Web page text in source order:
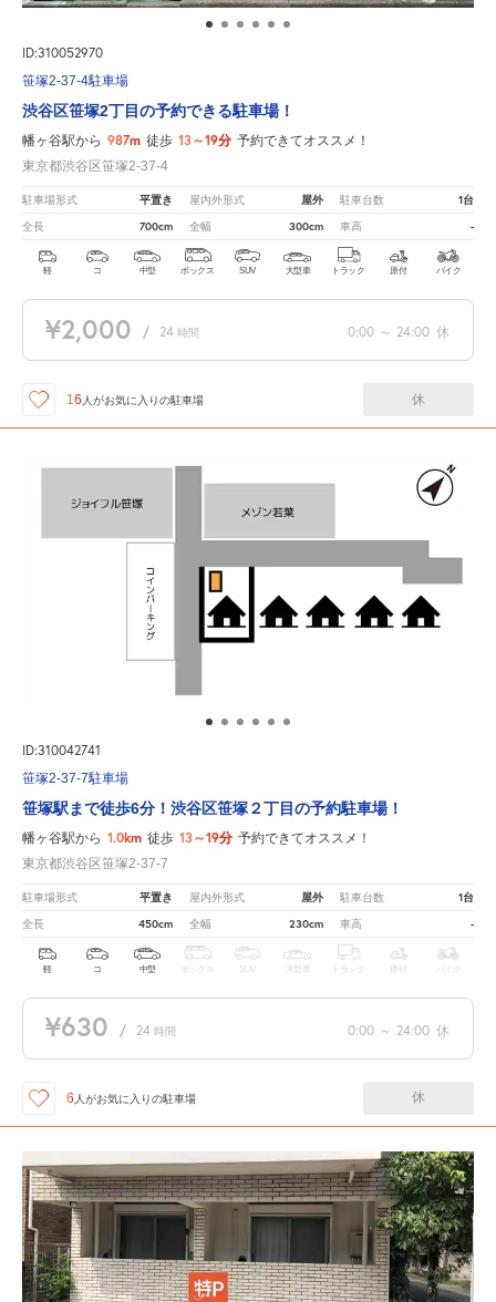
ID:310052970
笹塚2-37-4駐車場
渋谷区笹塚2丁目の予約できる駐車場！
幡ヶ谷駅から 987m 徒歩 13～19分 予約できてオススメ！
東京都渋谷区笹塚2-37-4
駐車場形式 平置き 屋内外形式 屋外 駐車台数 1台
全長 700cm 全幅 300cm 車高 -
軽 コ 中型 ボックス SUV 大型車 トラック 原付 バイク
¥2,000 / 24 時間 0:00 ～ 24:00 休
16 人がお気に入りの駐車場 休
ID:310042741
笹塚2-37-7駐車場
笹塚駅まで徒歩6分！渋谷区笹塚２丁目の予約駐車場！
幡ヶ谷駅から 1.0km 徒歩 13～19分 予約できてオススメ！
東京都渋谷区笹塚2-37-7
駐車場形式 平置き 屋内外形式 屋外 駐車台数 1台
全長 450cm 全幅 230cm 車高 -
軽 コ 中型 ボックス SUV 大型車 トラック 原付 バイク
¥630 / 24 時間 0:00 ～ 24:00 休
6 人がお気に入りの駐車場 休